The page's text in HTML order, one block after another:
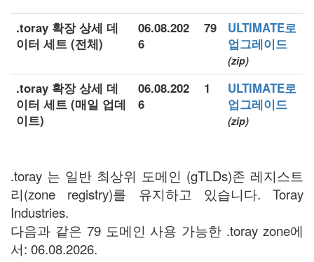
.toray 확장 상세 데
이터 세트 (전체)
06.08.202
6
79
ULTIMATE로
업그레이드
(zip)
.toray 확장 상세 데
이터 세트 (매일 업데
이트)
06.08.202
6
1
ULTIMATE로
업그레이드
(zip)
.toray 는 일반 최상위 도메인 (gTLDs)존 레지스트
리(zone registry)를 유지하고 있습니다. Toray
Industries.
다음과 같은 79 도메인 사용 가능한 .toray zone에
서: 06.08.2026.